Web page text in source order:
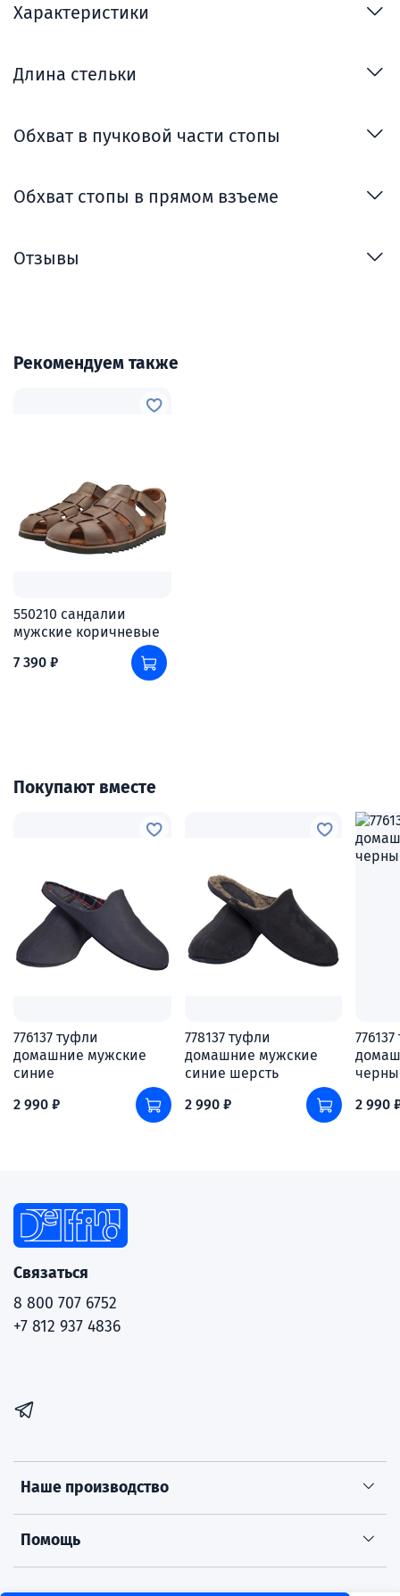
Характеристики
Длина стельки
Обхват в пучковой части стопы
Обхват стопы в прямом взъеме
Отзывы
Рекомендуем также
550210 сандалии
мужские коричневые
7 390 ₽
Покупают вместе
776137 туфли
домашние мужские
синие
2 990 ₽
778137 туфли
домашние мужские
синие шерсть
2 990 ₽
2 990
Наше производство
Помощь
Связаться
8 800 707 6752
+7 812 937 4836